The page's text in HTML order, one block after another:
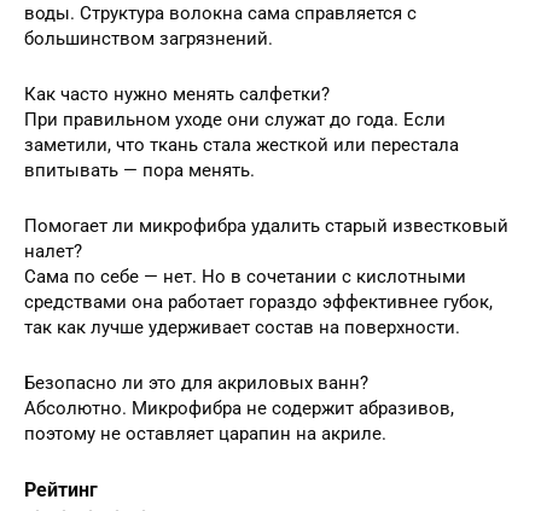
воды. Структура волокна сама справляется с
большинством загрязнений.
Как часто нужно менять салфетки?
При правильном уходе они служат до года. Если
заметили, что ткань стала жесткой или перестала
впитывать — пора менять.
Помогает ли микрофибра удалить старый известковый
налет?
Сама по себе — нет. Но в сочетании с кислотными
средствами она работает гораздо эффективнее губок,
так как лучше удерживает состав на поверхности.
Безопасно ли это для акриловых ванн?
Абсолютно. Микрофибра не содержит абразивов,
поэтому не оставляет царапин на акриле.
Рейтинг